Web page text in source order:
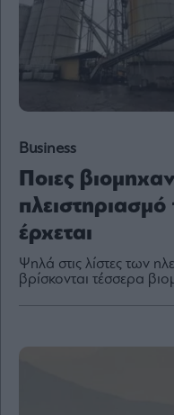
Branded
Content
Reports
&
Monocle
Lab
Mononews100
στο
Business
Ποιες
έρχεται
Ψηλά στις λίστες των
βρίσκονται τέσσερα